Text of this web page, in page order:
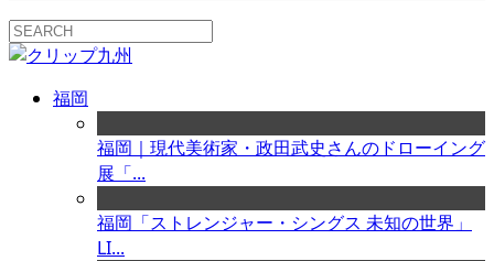
福岡
福岡｜現代美術家・政田武史さんのドローイング
展「...
福岡「ストレンジャー・シングス 未知の世界」
LI...